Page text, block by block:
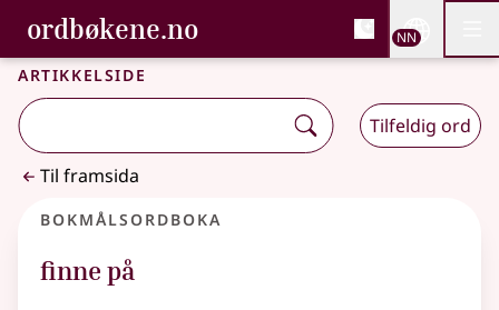
Gå til hovudinnhald
Tilgjenge
ordbøkene.no, Bokmålsordboka og
Bokmålsordboka og Nynorskordboka
NN
Artikkelside
Tilfeldig ord
Til framsida
Bokmålsordboka
finne på